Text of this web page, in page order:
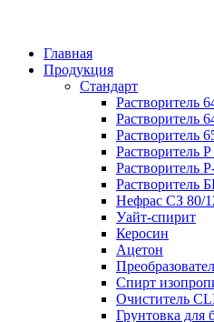
Главная
Продукция
Стандарт
Растворитель
Растворитель
Растворитель
Растворитель Р
Растворитель
Растворитель
Нефрас СЗ 80/
Уайт-спирит
Керосин
Ацетон
Спирт
Очиститель
Грунтовка для